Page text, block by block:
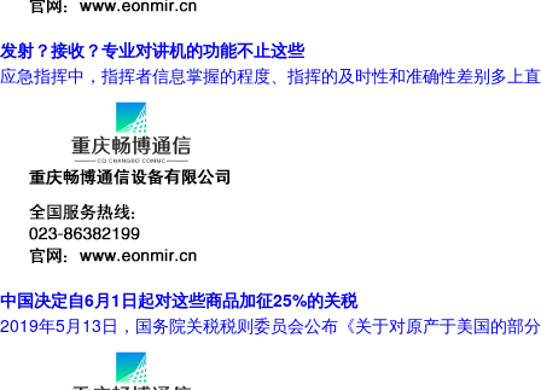
发射？接收？专业对讲机的功能不止这些
应急指挥中，指挥者信息掌握的程度、指挥的及时性和准确性差别多上
中国决定自6月1日起对这些商品加征25%的关税
2019年5月13日，国务院关税税则委员会公布《关于对原产于美国的部